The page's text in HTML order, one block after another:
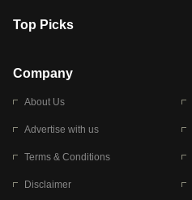
RBI का नया नियम: अब बैंकों को अपनी सभी
Top Picks
बारिश की चेतावनी
Company
About Us
Advertise with us
Terms & Conditions
Disclaimer